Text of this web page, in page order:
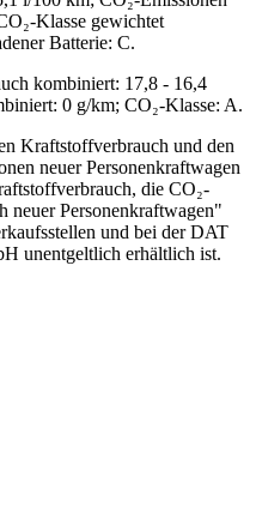
Klasse gewichtet
Batterie: C.
kombiniert: 17,8 - 16,4
0 g/km; CO₂-Klasse: A.
Kraftstoffverbrauch und den
neuer Personenkraftwagen
die CO₂-
neuer Personenkraftwagen"
und bei der DAT
unentgeltlich erhältlich ist.